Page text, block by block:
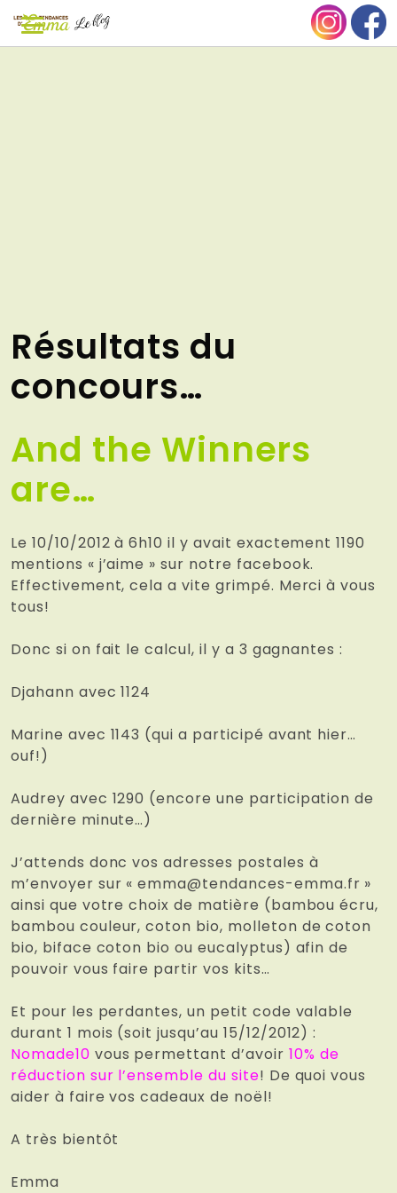
Aller
contenu
Résultats du
concours…
And the Winners
are…
Le 10/10/2012 à 6h10 il y avait exactement 1190
mentions « j’aime » sur notre facebook.
Effectivement, cela a vite grimpé. Merci à vous
tous!
Donc si on fait le calcul, il y a 3 gagnantes :
Djahann avec 1124
Marine avec 1143 (qui a participé avant hier…
ouf!)
Audrey avec 1290 (encore une participation de
dernière minute…)
J’attends donc vos adresses postales à
m’envoyer sur « emma@tendances-emma.fr »
ainsi que votre choix de matière (bambou écru,
bambou couleur, coton bio, molleton de coton
bio, biface coton bio ou eucalyptus) afin de
pouvoir vous faire partir vos kits…
Et pour les perdantes, un petit code valable
durant 1 mois (soit jusqu’au 15/12/2012) :
Nomade10 vous permettant d’avoir 10% de
réduction sur l’ensemble du site! De quoi vous
aider à faire vos cadeaux de noël!
A très bientôt
Emma